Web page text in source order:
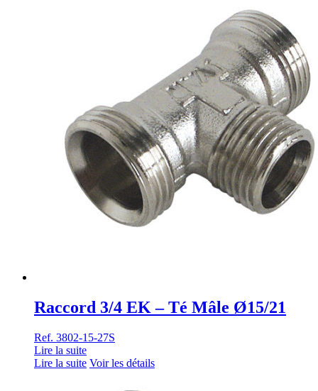
Raccord 3/4 EK – Té Mâle Ø15/21
Ref. 3802-15-27S
Lire la suite
Lire la suite Voir les détails